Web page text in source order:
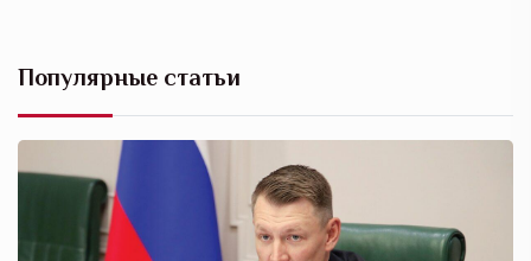
Популярные статьи